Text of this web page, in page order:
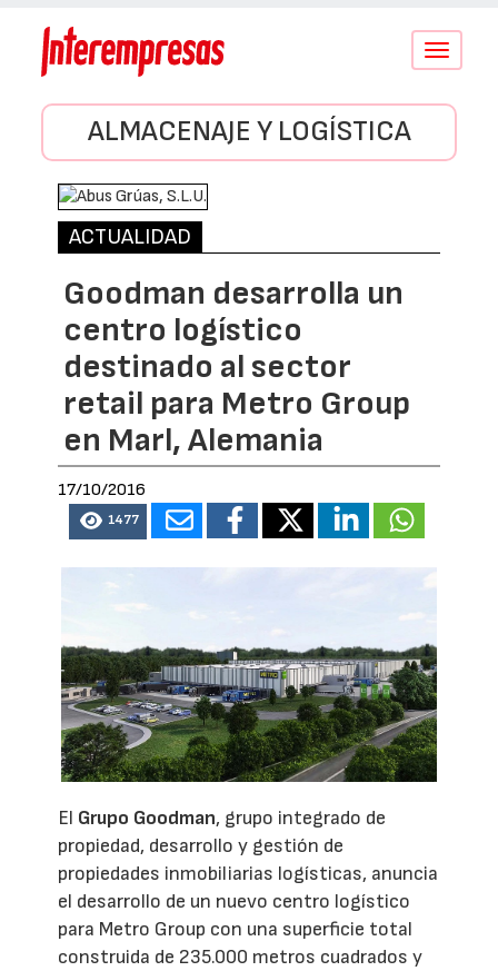
Conmutar
ALMACENAJE Y LOGÍSTICA
ACTUALIDAD
Goodman desarrolla un
centro logístico
destinado al sector
retail para Metro Group
en Marl, Alemania
17/10/2016
1477
El Grupo Goodman, grupo integrado de
propiedad, desarrollo y gestión de
propiedades inmobiliarias logísticas, anuncia
el desarrollo de un nuevo centro logístico
para Metro Group con una superficie total
construida de 235.000 metros cuadrados y